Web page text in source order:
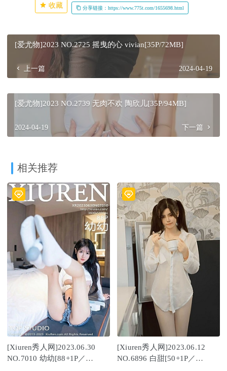
收藏 分享链接：https://www.775t.com/1655698.html
[爱尤物]2023 NO.2725 摇曳的心 vivian[35P/72MB]
上一篇 2024-04-19
[爱尤物]2023 NO.2739 无肉不欢 陶欣儿[35P/94MB]
2024-04-19 下一篇
相关推荐
[Xiuren秀人网]2023.06.30
NO.7010 幼幼[88+1P／
[Xiuren秀人网]2023.06.12
NO.6896 白甜[50+1P／